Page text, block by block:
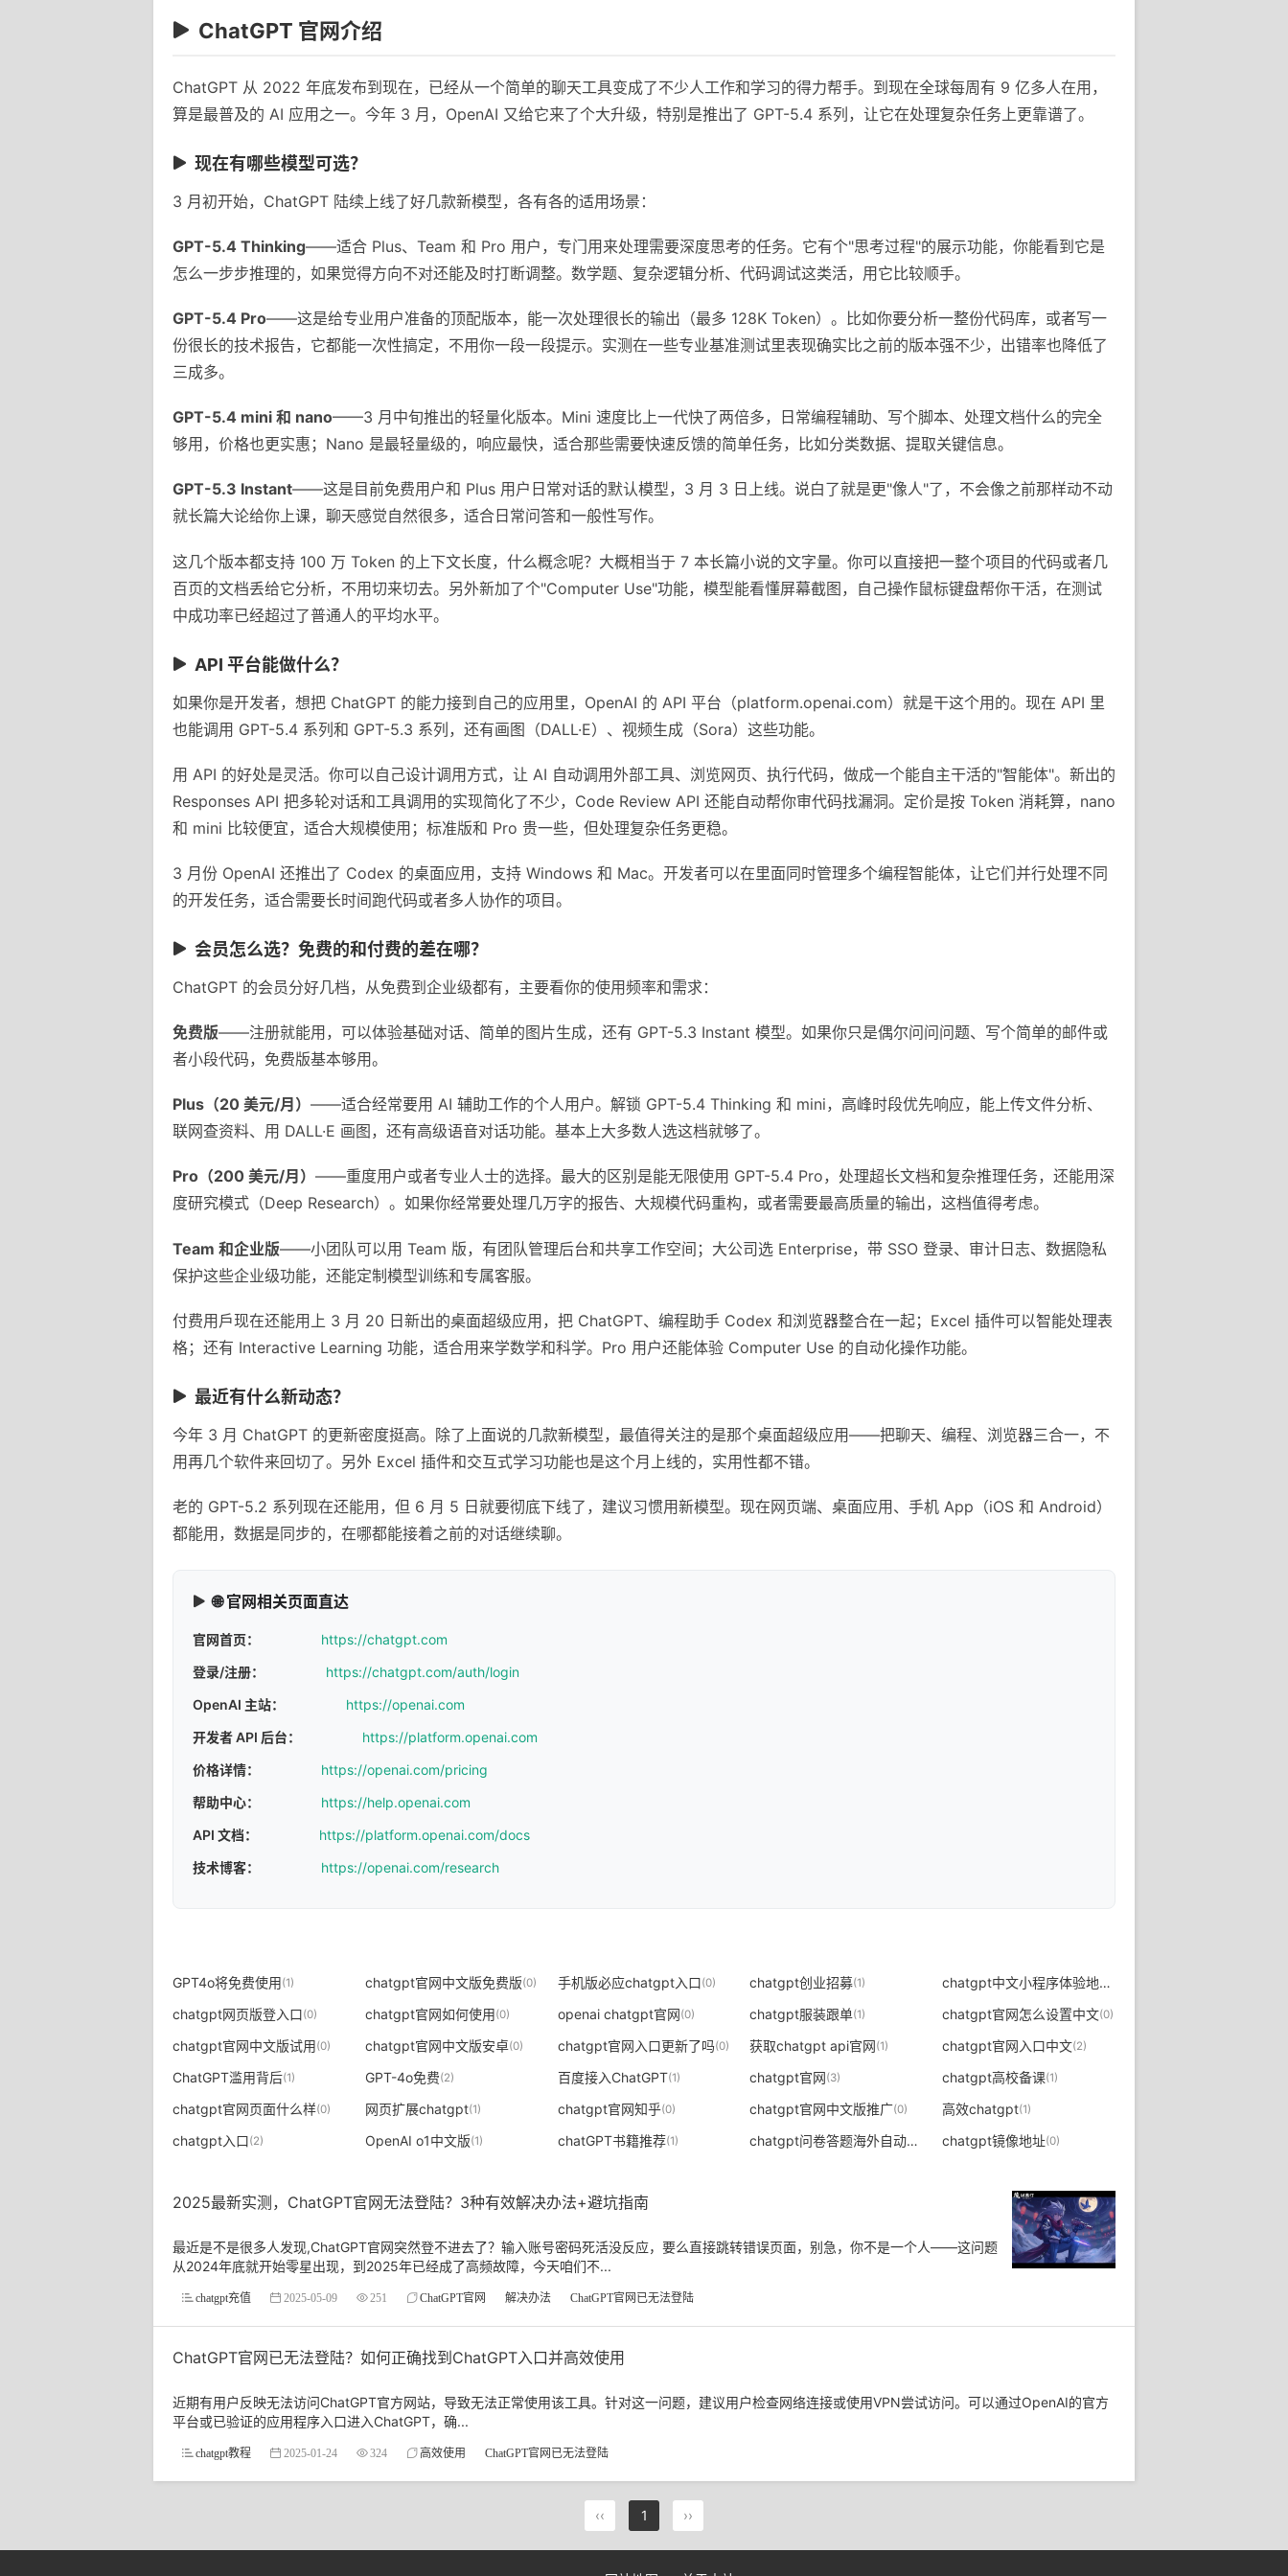
ChatGPT 官网介绍
ChatGPT 从 2022 年底发布到现在，已经从一个简单的聊天工具变成了不少人工作和学习的得力帮手。到现在全球每周有 9 亿多人在用，
算是最普及的 AI 应用之一。今年 3 月，OpenAI 又给它来了个大升级，特别是推出了 GPT-5.4 系列，让它在处理复杂任务上更靠谱了。
现在有哪些模型可选？
3 月初开始，ChatGPT 陆续上线了好几款新模型，各有各的适用场景：
GPT-5.4 Thinking——适合 Plus、Team 和 Pro 用户，专门用来处理需要深度思考的任务。它有个"思考过程"的展示功能，你能看到它是
怎么一步步推理的，如果觉得方向不对还能及时打断调整。数学题、复杂逻辑分析、代码调试这类活，用它比较顺手。
GPT-5.4 Pro——这是给专业用户准备的顶配版本，能一次处理很长的输出（最多 128K Token）。比如你要分析一整份代码库，或者写一
份很长的技术报告，它都能一次性搞定，不用你一段一段提示。实测在一些专业基准测试里表现确实比之前的版本强不少，出错率也降低了
三成多。
GPT-5.4 mini 和 nano——3 月中旬推出的轻量化版本。Mini 速度比上一代快了两倍多，日常编程辅助、写个脚本、处理文档什么的完全
够用，价格也更实惠；Nano 是最轻量级的，响应最快，适合那些需要快速反馈的简单任务，比如分类数据、提取关键信息。
GPT-5.3 Instant——这是目前免费用户和 Plus 用户日常对话的默认模型，3 月 3 日上线。说白了就是更"像人"了，不会像之前那样动不动
就长篇大论给你上课，聊天感觉自然很多，适合日常问答和一般性写作。
这几个版本都支持 100 万 Token 的上下文长度，什么概念呢？大概相当于 7 本长篇小说的文字量。你可以直接把一整个项目的代码或者几
百页的文档丢给它分析，不用切来切去。另外新加了个"Computer Use"功能，模型能看懂屏幕截图，自己操作鼠标键盘帮你干活，在测试
中成功率已经超过了普通人的平均水平。
API 平台能做什么？
如果你是开发者，想把 ChatGPT 的能力接到自己的应用里，OpenAI 的 API 平台（platform.openai.com）就是干这个用的。现在 API 里
也能调用 GPT-5.4 系列和 GPT-5.3 系列，还有画图（DALL·E）、视频生成（Sora）这些功能。
用 API 的好处是灵活。你可以自己设计调用方式，让 AI 自动调用外部工具、浏览网页、执行代码，做成一个能自主干活的"智能体"。新出的
Responses API 把多轮对话和工具调用的实现简化了不少，Code Review API 还能自动帮你审代码找漏洞。定价是按 Token 消耗算，nano
和 mini 比较便宜，适合大规模使用；标准版和 Pro 贵一些，但处理复杂任务更稳。
3 月份 OpenAI 还推出了 Codex 的桌面应用，支持 Windows 和 Mac。开发者可以在里面同时管理多个编程智能体，让它们并行处理不同
的开发任务，适合需要长时间跑代码或者多人协作的项目。
会员怎么选？免费的和付费的差在哪？
ChatGPT 的会员分好几档，从免费到企业级都有，主要看你的使用频率和需求：
免费版——注册就能用，可以体验基础对话、简单的图片生成，还有 GPT-5.3 Instant 模型。如果你只是偶尔问问问题、写个简单的邮件或
者小段代码，免费版基本够用。
Plus（20 美元/月） ——适合经常要用 AI 辅助工作的个人用户。解锁 GPT-5.4 Thinking 和 mini，高峰时段优先响应，能上传文件分析、
联网查资料、用 DALL·E 画图，还有高级语音对话功能。基本上大多数人选这档就够了。
Pro（200 美元/月） ——重度用户或者专业人士的选择。最大的区别是能无限使用 GPT-5.4 Pro，处理超长文档和复杂推理任务，还能用深
度研究模式（Deep Research）。如果你经常要处理几万字的报告、大规模代码重构，或者需要最高质量的输出，这档值得考虑。
Team 和企业版——小团队可以用 Team 版，有团队管理后台和共享工作空间；大公司选 Enterprise，带 SSO 登录、审计日志、数据隐私
保护这些企业级功能，还能定制模型训练和专属客服。
付费用戶现在还能用上 3 月 20 日新出的桌面超级应用，把 ChatGPT、编程助手 Codex 和浏览器整合在一起；Excel 插件可以智能处理表
格；还有 Interactive Learning 功能，适合用来学数学和科学。Pro 用户还能体验 Computer Use 的自动化操作功能。
最近有什么新动态？
今年 3 月 ChatGPT 的更新密度挺高。除了上面说的几款新模型，最值得关注的是那个桌面超级应用——把聊天、编程、浏览器三合一，不
用再几个软件来回切了。另外 Excel 插件和交互式学习功能也是这个月上线的，实用性都不错。
老的 GPT-5.2 系列现在还能用，但 6 月 5 日就要彻底下线了，建议习惯用新模型。现在网页端、桌面应用、手机 App（iOS 和 Android）
都能用，数据是同步的，在哪都能接着之前的对话继续聊。
🌐 官网相关页面直达
官网首页：
https://chatgpt.com
登录/注册：
https://chatgpt.com/auth/login
OpenAI 主站：
https://openai.com
开发者 API 后台：
https://platform.openai.com
价格详情：
https://openai.com/pricing
帮助中心：
https://help.openai.com
API 文档：
https://platform.openai.com/docs
技术博客：
https://openai.com/research
GPT4o将免费使用(1) chatgpt官网中文版免费版(0) 手机版必应chatgpt入口(0) chatgpt创业招募(1) chatgpt中文小程序体验地址
chatgpt网页版登入口(0) chatgpt官网如何使用(0) openai chatgpt官网(0) chatgpt服装跟单(1) chatgpt官网怎么设置中文(0)
chatgpt官网中文版试用(0) chatgpt官网中文版安卓(0) chatgpt官网入口更新了吗(0) 获取chatgpt api官网(1) chatgpt官网入口中文(2)
ChatGPT滥用背后(1) GPT-4o免费(2) 百度接入ChatGPT(1) chatgpt官网(3) chatgpt高校备课(1)
chatgpt官网页面什么样(0) 网页扩展chatgpt(1) chatgpt官网知乎(0) chatgpt官网中文版推广(0) 高效chatgpt(1)
chatgpt入口(2) OpenAI o1中文版(1) chatGPT书籍推荐(1) chatgpt问卷答题海外自动挂机 (1)chatgpt镜像地址(0)
2025最新实测，ChatGPT官网无法登陆？3种有效解决办法+避坑指南
最近是不是很多人发现,ChatGPT官网突然登不进去了？输入账号密码死活没反应，要么直接跳转错误页面，别急，你不是一个人——这问题
从2024年底就开始零星出现，到2025年已经成了高频故障，今天咱们不...
chatgpt充值 2025-05-09 251 ChatGPT官网 解决办法 ChatGPT官网已无法登陆
ChatGPT官网已无法登陆？如何正确找到ChatGPT入口并高效使用
近期有用户反映无法访问ChatGPT官方网站，导致无法正常使用该工具。针对这一问题，建议用户检查网络连接或使用VPN尝试访问。可以通过OpenAI的官方
平台或已验证的应用程序入口进入ChatGPT，确...
chatgpt教程 2025-01-24 324 高效使用 ChatGPT官网已无法登陆
‹‹ 1 ››